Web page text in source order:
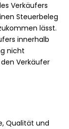
Verkäufers
Steuerbeleg
lässt.
innerhalb
nicht
Verkäufer
Qualität und